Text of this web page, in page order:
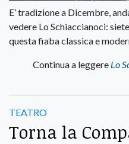
E’ tradizione a Dicembre,
vedere Lo Schiaccianoci:
questa fiaba classica e
Continua a leggere Lo
TEATRO
Torna la